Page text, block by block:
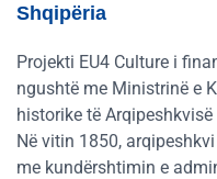
Shqipëria
Projekti EU4 Culture i
ngushtë me Ministrinë e
historike të
Në vitin 1850,
me kundërshtimin e